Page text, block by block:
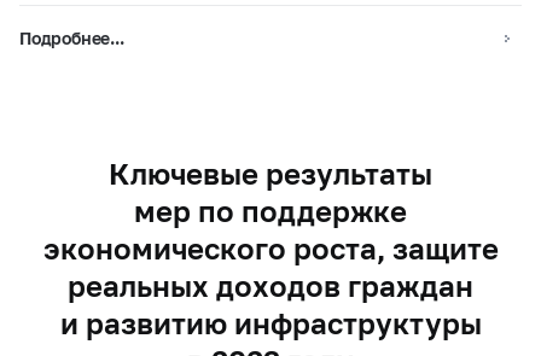
Подробнее...
Ключевые результаты
мер по поддержке
экономического роста, защите
реальных доходов граждан
и развитию инфраструктуры